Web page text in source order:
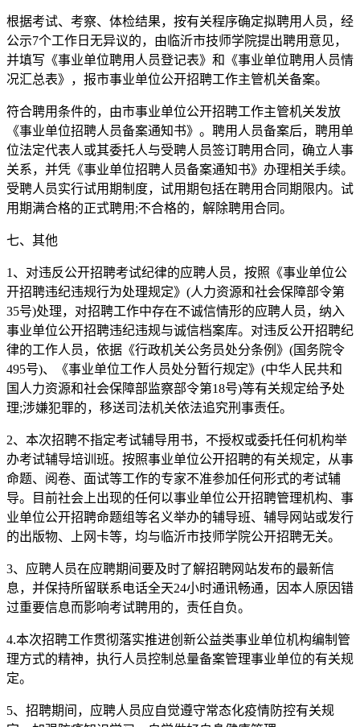
根据考试、考察、体检结果，按有关程序确定拟聘用人员，经
公示7个工作日无异议的，由临沂市技师学院提出聘用意见，
并填写《事业单位聘用人员登记表》和《事业单位聘用人员情
况汇总表》，报市事业单位公开招聘工作主管机关备案。
符合聘用条件的，由市事业单位公开招聘工作主管机关发放
《事业单位招聘人员备案通知书》。聘用人员备案后，聘用单
位法定代表人或其委托人与受聘人员签订聘用合同，确立人事
关系，并凭《事业单位招聘人员备案通知书》办理相关手续。
受聘人员实行试用期制度，试用期包括在聘用合同期限内。试
用期满合格的正式聘用;不合格的，解除聘用合同。
七、其他
1、对违反公开招聘考试纪律的应聘人员，按照《事业单位公
开招聘违纪违规行为处理规定》(人力资源和社会保障部令第
35号)处理，对招聘工作中存在不诚信情形的应聘人员，纳入
事业单位公开招聘违纪违规与诚信档案库。对违反公开招聘纪
律的工作人员，依据《行政机关公务员处分条例》(国务院令
495号)、《事业单位工作人员处分暂行规定》(中华人民共和
国人力资源和社会保障部监察部令第18号)等有关规定给予处
理;涉嫌犯罪的，移送司法机关依法追究刑事责任。
2、本次招聘不指定考试辅导用书，不授权或委托任何机构举
办考试辅导培训班。按照事业单位公开招聘的有关规定，从事
命题、阅卷、面试等工作的专家不准参加任何形式的考试辅
导。目前社会上出现的任何以事业单位公开招聘管理机构、事
业单位公开招聘命题组等名义举办的辅导班、辅导网站或发行
的出版物、上网卡等，均与临沂市技师学院公开招聘无关。
3、应聘人员在应聘期间要及时了解招聘网站发布的最新信
息，并保持所留联系电话全天24小时通讯畅通，因本人原因错
过重要信息而影响考试聘用的，责任自负。
4.本次招聘工作贯彻落实推进创新公益类事业单位机构编制管
理方式的精神，执行人员控制总量备案管理事业单位的有关规
定。
5、招聘期间，应聘人员应自觉遵守常态化疫情防控有关规